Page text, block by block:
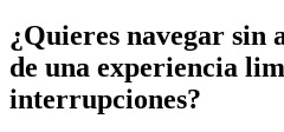
¿Quieres navegar sin
de una experiencia
interrupciones?